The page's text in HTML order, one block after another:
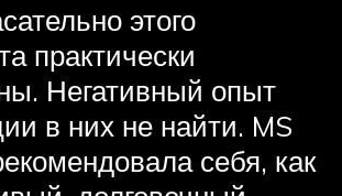
этого
практически
Негативный опыт
в них не найти. MS
себя, как